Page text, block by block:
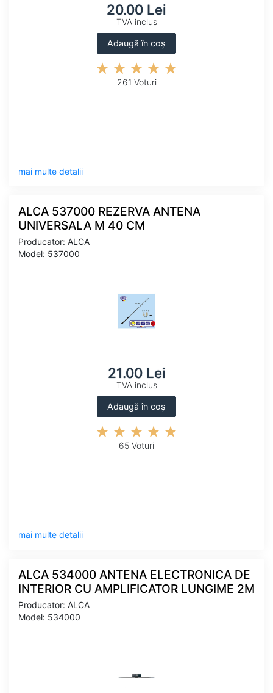
20.00 Lei
TVA inclus
Adaugă în coș
261 Voturi
mai multe detalii
ALCA 537000 REZERVA ANTENA
UNIVERSALA M 40 CM
Producator: ALCA
Model: 537000
21.00 Lei
TVA inclus
Adaugă în coș
65 Voturi
mai multe detalii
ALCA 534000 ANTENA ELECTRONICA DE
INTERIOR CU AMPLIFICATOR LUNGIME 2M
Producator: ALCA
Model: 534000